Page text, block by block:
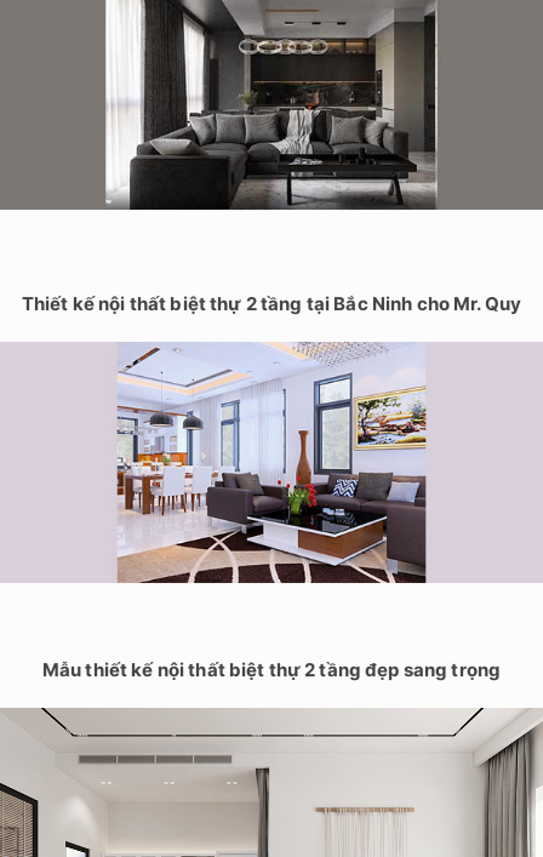
Thiết kế nội thất biệt thự 2 tầng tại Bắc Ninh cho Mr. Quy
Mẫu thiết kế nội thất biệt thự 2 tầng đẹp sang trọng